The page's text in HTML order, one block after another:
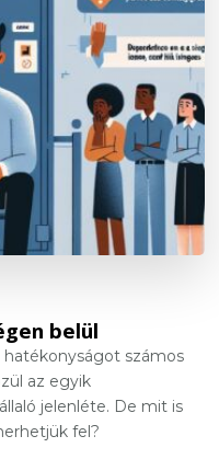
belül
hatékonyságot számos
az egyik
jelenléte. De mit is
fel?